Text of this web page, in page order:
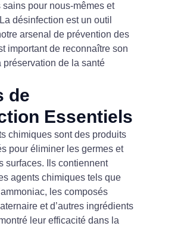
sains pour nous-mêmes et
désinfection est un outil
arsenal de prévention des
important de reconnaître son
préservation de la santé
de
Essentiels
chimiques sont des produits
pour éliminer les germes et
surfaces. Ils contiennent
agents chimiques tels que
les composés
et d’autres ingrédients
leur efficacité dans la